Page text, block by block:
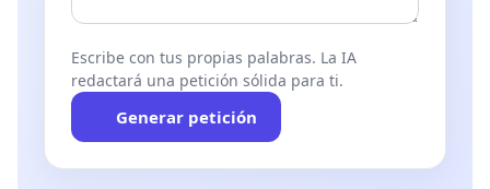
Escribe con tus propias palabras. La IA
redactará una petición sólida para ti.
Generar petición